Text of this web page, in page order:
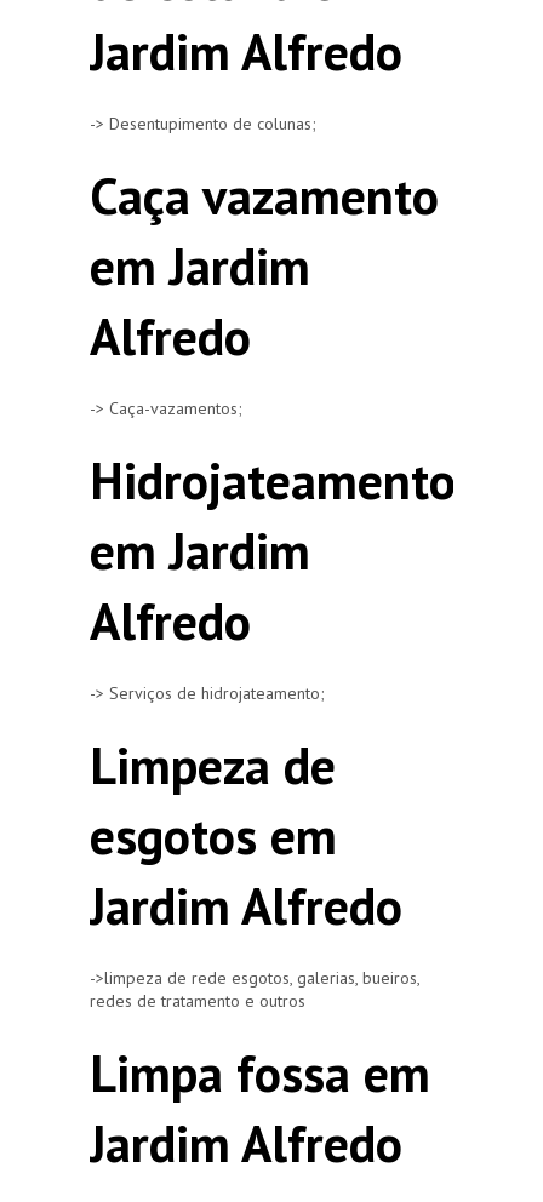
Jardim Alfredo
-> Desentupimento de colunas;
Caça vazamento
em Jardim
Alfredo
-> Caça-vazamentos;
Hidrojateamento
em Jardim
Alfredo
-> Serviços de hidrojateamento;
Limpeza de
esgotos em
Jardim Alfredo
->limpeza de rede esgotos, galerias, bueiros,
redes de tratamento e outros
Limpa fossa em
Jardim Alfredo